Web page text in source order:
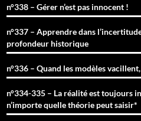
n°338 – Gérer n’est pas innocent !
n°337 – Apprendre dans
profondeur historique
n°336 – Quand les modèles
n°334-335 – La réalité est toujours
n’importe quelle théorie peut saisir*